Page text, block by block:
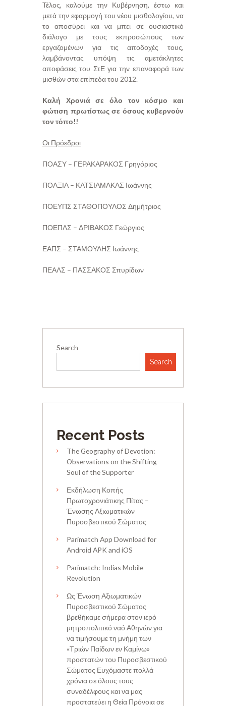
Τέλος, καλούμε την Κυβέρνηση, έστω και
μετά την εφαρμογή του νέου μισθολογίου, να
το αποσύρει και να μπει σε ουσιαστικό
διάλογο με τους εκπροσώπους των
εργαζομένων για τις αποδοχές τους,
λαμβάνοντας υπόψη τις αμετάκλητες
αποφάσεις του ΣτΕ για την επαναφορά των
μισθών στα επίπεδα του 2012.
Καλή Χρονιά σε όλο τον κόσμο και
φώτιση πρωτίστως σε όσους κυβερνούν
τον τόπο!!
Οι Πρόεδροι
ΠΟΑΣΥ – ΓΕΡΑΚΑΡΑΚΟΣ Γρηγόριος
ΠΟΑΞΙΑ – ΚΑΤΣΙΑΜΑΚΑΣ Ιωάννης
ΠΟΕΥΠΣ ΣΤΑΘΟΠΟΥΛΟΣ Δημήτριος
ΠΟΕΠΛΣ – ΔΡΙΒΑΚΟΣ Γεώργιος
ΕΑΠΣ – ΣΤΑΜΟΥΛΗΣ Ιωάννης
ΠΕΑΛΣ – ΠΑΣΣΑΚΟΣ Σπυρίδων
Search
Search
Recent Posts
The Geography of Devotion:
Observations on the Shifting
Soul of the Supporter
Εκδήλωση Κοπής
Πρωτοχρονιάτικης Πίτας –
Ένωσης Αξιωματικών
Πυροσβεστικού Σώματος
Parimatch App Download for
Android APK and iOS
Parimatch: Indias Mobile
Revolution
Ως Ένωση Αξιωματικών
Πυροσβεστικού Σώματος
βρεθήκαμε σήμερα στον ιερό
μητροπολιτικό ναό Αθηνών για
να τιμήσουμε τη μνήμη των
«Τριών Παίδων εν Καμίνω»
προστατών του Πυροσβεστικού
Σώματος Ευχόμαστε πολλά
χρόνια σε όλους τους
συναδέλφους και να μας
προστατεύει η Θεία Πρόνοια σε